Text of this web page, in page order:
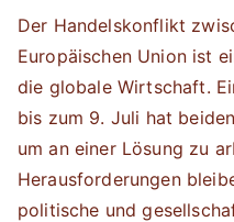
Der Handelskonflikt
Europäischen Union ist
die globale Wirtschaft.
bis zum 9. Juli hat
um an einer Lösung zu
Herausforderungen
politische und